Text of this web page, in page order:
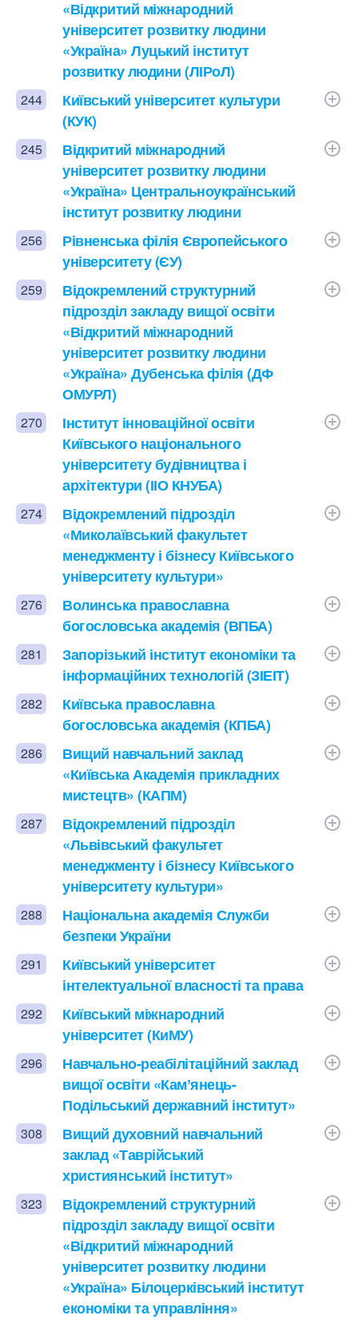
«Відкритий міжнародний
університет розвитку людини
«Україна» Луцький інститут
розвитку людини (ЛІРоЛ)
244
Київський університет культури
(КУК)
245
Відкритий міжнародний
університет розвитку людини
«Україна» Центральноукраїнський
інститут розвитку людини
256
Рівненська філія Європейського
університету (ЄУ)
259
Відокремлений структурний
підрозділ закладу вищої освіти
«Відкритий міжнародний
університет розвитку людини
«Україна» Дубенська філія (ДФ
ОМУРЛ)
270
Інститут інноваційної освіти
Київського національного
університету будівництва і
архітектури (ІІО КНУБА)
274
Відокремлений підрозділ
«Миколаївський факультет
менеджменту і бізнесу Київського
університету культури»
276
Волинська православна
богословська академія (ВПБА)
281
Запорізький інститут економіки та
інформаційних технологій (ЗІЕІТ)
282
Київська православна
богословська академія (КПБА)
286
Вищий навчальний заклад
«Київська Академія прикладних
мистецтв» (КАПМ)
287
Відокремлений підрозділ
«Львівський факультет
менеджменту і бізнесу Київського
університету культури»
288
Національна академія Служби
безпеки України
291
Київський університет
інтелектуальної власності та права
292
Київський міжнародний
університет (КиМУ)
296
Навчально-реабілітаційний заклад
вищої освіти «Камʼянець-
Подільський державний інститут»
308
Вищий духовний навчальний
заклад «Таврійський
християнський інститут»
323
Відокремлений структурний
підрозділ закладу вищої освіти
«Відкритий міжнародний
університет розвитку людини
«Україна» Білоцерківський інститут
економіки та управління»